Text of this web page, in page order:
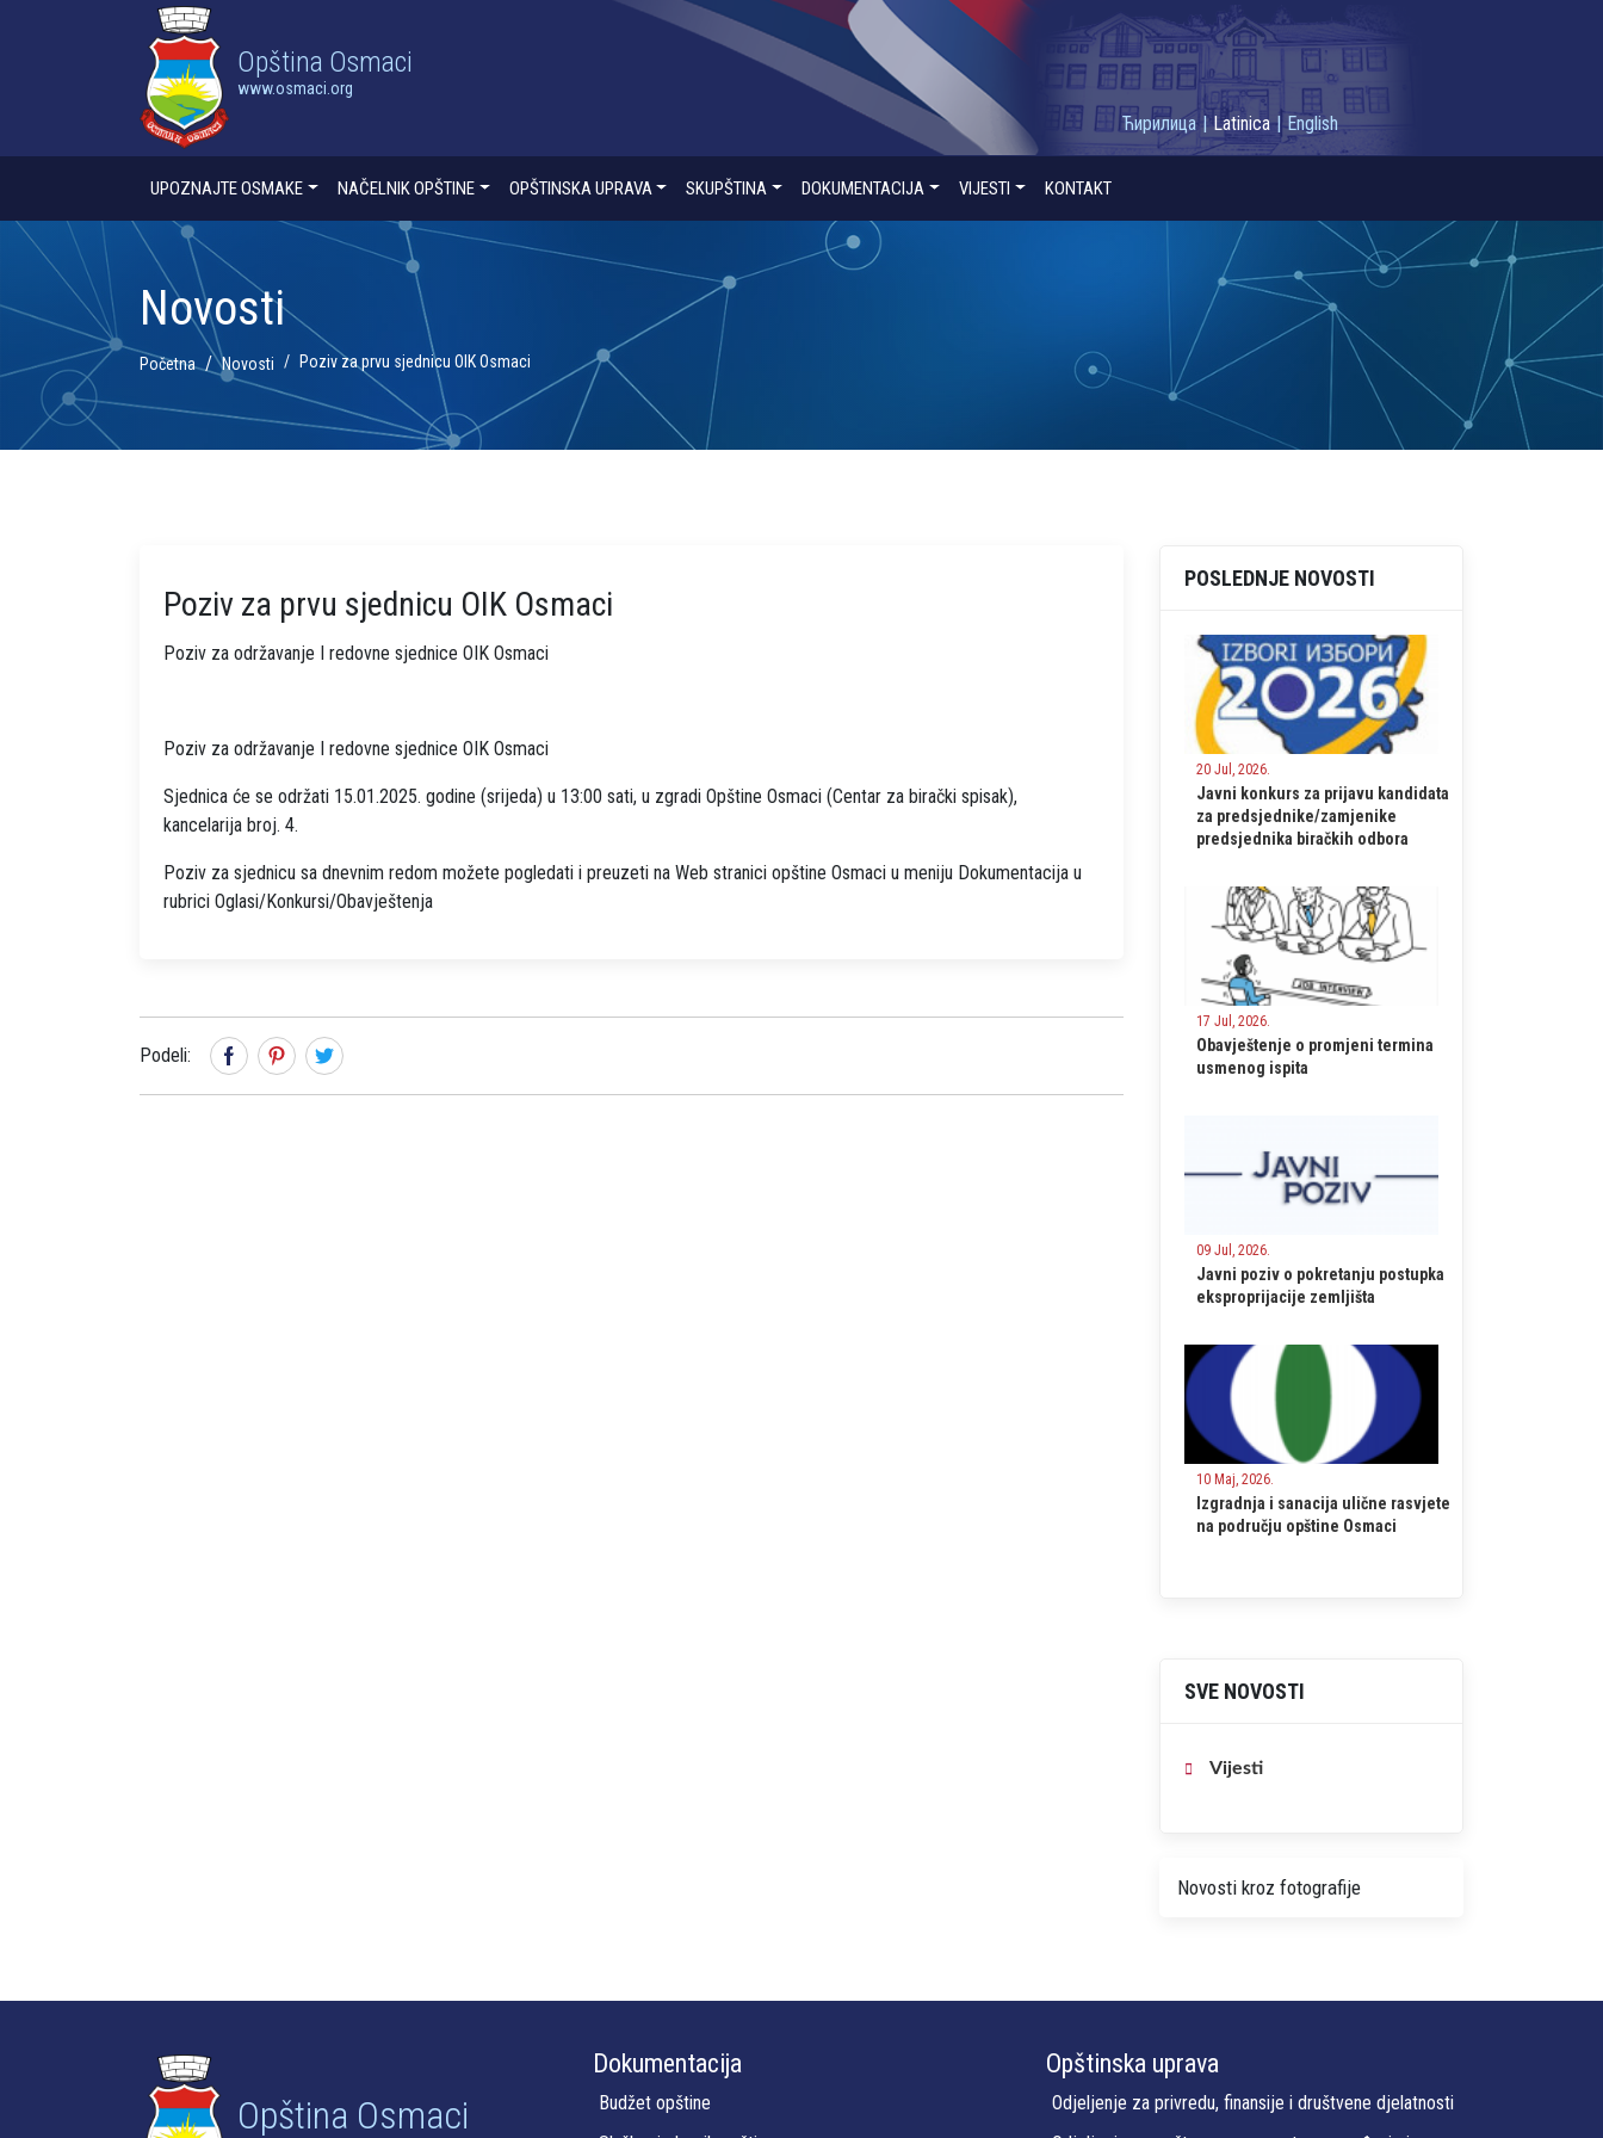
Opština Osmaci
www.osmaci.org
Ћирилица | Latinica | English
UPOZNAJTE OSMAKE NAČELNIK OPŠTINE OPŠTINSKA UPRAVA SKUPŠTINA DOKUMENTACIJA VIJESTI KONTAKT
Novosti
Početna Novosti Poziv za prvu sjednicu OIK Osmaci
Poziv za prvu sjednicu OIK Osmaci
Poziv za održavanje I redovne sjednice OIK Osmaci
Poziv za održavanje I redovne sjednice OIK Osmaci
Sjednica će se održati 15.01.2025. godine (srijeda) u 13:00 sati, u zgradi Opštine Osmaci (Centar za birački spisak),
kancelarija broj. 4.
Poziv za sjednicu sa dnevnim redom možete pogledati i preuzeti na Web stranici opštine Osmaci u meniju Dokumentacija u
rubrici Oglasi/Konkursi/Obavještenja
Podeli:
POSLEDNJE NOVOSTI
20 Jul, 2026.
Javni konkurs za prijavu kandidata
za predsjednike/zamjenike
predsjednika biračkih odbora
17 Jul, 2026.
Obavještenje o promjeni termina
usmenog ispita
09 Jul, 2026.
Javni poziv o pokretanju postupka
eksproprijacije zemljišta
10 Maj, 2026.
Izgradnja i sanacija ulične rasvjete
na području opštine Osmaci
SVE NOVOSTI
Vijesti
Novosti kroz fotografije
Opština Osmaci
Dokumentacija
Budžet opštine
Opštinska uprava
Odjeljenje za privredu, finansije i društvene djelatnosti